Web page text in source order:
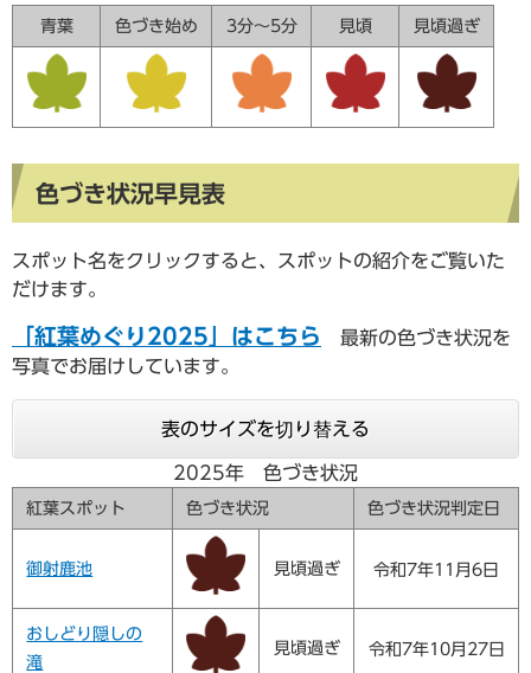
青葉 色づき始め 3分～5分 見頃 見頃過ぎ
色づき状況早見表
スポット名をクリックすると、スポットの紹介をご覧いた
だけます。
「紅葉めぐり2025」はこちら
最新の色づき状況を
写真でお届けしています。
表のサイズを切り替える
2025年 色づき状況
紅葉スポット 色づき状況 色づき状況判定日
御射鹿池 見頃過ぎ 令和7年11月6日
おしどり隠しの
滝
見頃過ぎ 令和7年10月27日